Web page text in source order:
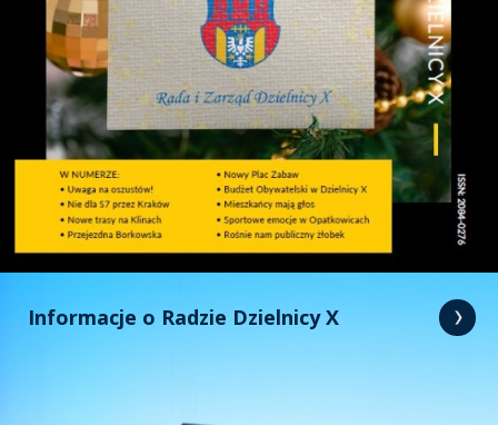
Informacje o Radzie Dzielnicy X